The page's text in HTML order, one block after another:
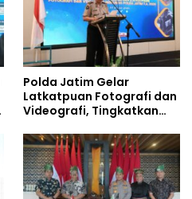
Polda Jatim Gelar
Latkatpuan Fotografi dan
Videografi, Tingkatkan
Era Digital